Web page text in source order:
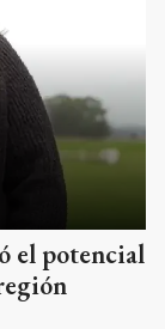
el potencial